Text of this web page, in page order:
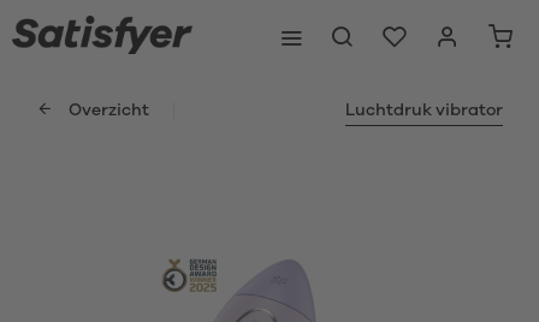
Overzicht Luchtdruk vibrator